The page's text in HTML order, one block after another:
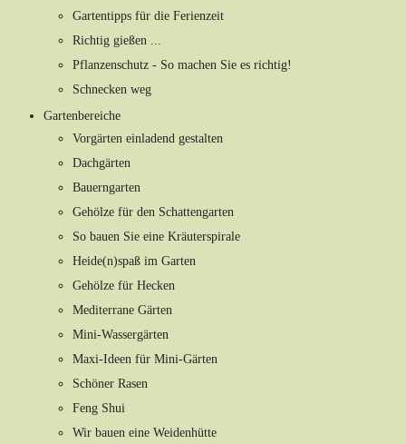
Gartentipps für die Ferienzeit
Richtig gießen ...
Pflanzenschutz - So machen Sie es richtig!
Schnecken weg
Gartenbereiche
Vorgärten einladend gestalten
Dachgärten
Bauerngarten
Gehölze für den Schattengarten
So bauen Sie eine Kräuterspirale
Heide(n)spaß im Garten
Gehölze für Hecken
Mediterrane Gärten
Mini-Wassergärten
Maxi-Ideen für Mini-Gärten
Schöner Rasen
Feng Shui
Wir bauen eine Weidenhütte